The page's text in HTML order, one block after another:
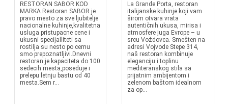
RESTORAN SABOR KOD
MARKA Restoran SABOR je
pravo mesto za sve ljubitelje
nacionalne kuhinje,kvalitetna
usluga pristupacne cene i
ukusni specijalliteti sa
rostilja su nesto po cemu
smo prepoznatljivi.Dnevni
restoran je kapaciteta do 100
sedecih mesta,poseduje i
prelepu letnju bastu od 40
mesta.Sem r...
La Grande Porta, restoran
italijanske kuhinje koji vam
širom otvara vrata
autentičnih ukusa, mirisa i
atmosfere juga Evrope – u
srcu Voždovca. Smešten na
adresi Vojvode Stepe 314,
naš restoran kombinuje
eleganciju i toplinu
mediteranskog stila sa
prijatnim ambijentom i
zelenom baštom idealnom
za op...